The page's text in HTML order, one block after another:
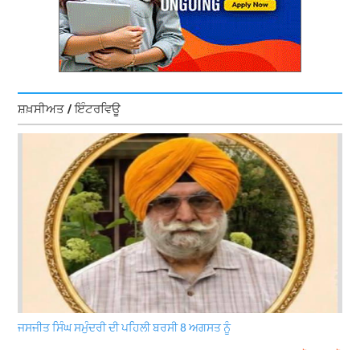
ਸ਼ਖ਼ਸੀਅਤ / ਇੰਟਰਵਿਊ
ਜਸਜੀਤ ਸਿੰਘ ਸਮੁੰਦਰੀ ਦੀ ਪਹਿਲੀ ਬਰਸੀ 8 ਅਗਸਤ ਨੂੰ